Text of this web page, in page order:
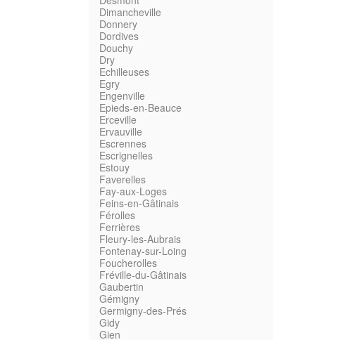
Dimancheville
Donnery
Dordives
Douchy
Dry
Echilleuses
Egry
Engenville
Epieds-en-Beauce
Erceville
Ervauville
Escrennes
Escrignelles
Estouy
Faverelles
Fay-aux-Loges
Feins-en-Gâtinais
Férolles
Ferrières
Fleury-les-Aubrais
Fontenay-sur-Loing
Foucherolles
Fréville-du-Gâtinais
Gaubertin
Gémigny
Germigny-des-Prés
Gidy
Gien